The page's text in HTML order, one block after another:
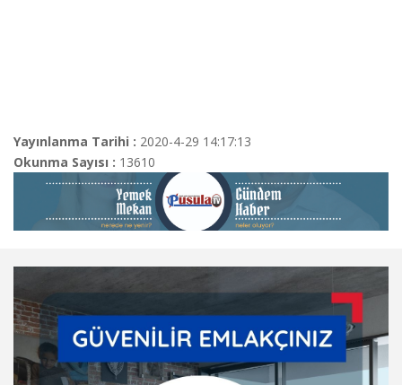
Yayınlanma Tarihi : 2020-4-29 14:17:13
Okunma Sayısı : 13610